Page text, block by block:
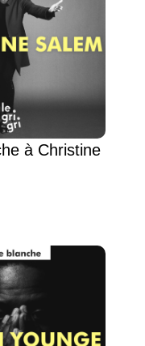
à Christine